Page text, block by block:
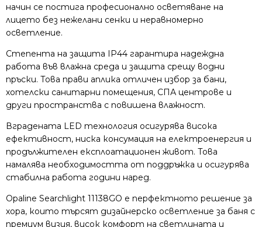
начин се постига професионално осветяване на
лицето без нежелани сенки и неравномерно
осветление.
Степента на защита IP44 гарантира надеждна
работа във влажна среда и защита срещу водни
пръски. Това прави аплика отличен избор за бани,
хотелски санитарни помещения, СПА центрове и
други пространства с повишена влажност.
Вградената LED технология осигурява висока
ефективност, ниска консумация на електроенергия и
продължителен експлоатационен живот. Това
намалява необходимостта от поддръжка и осигурява
стабилна работа години наред.
Opaline Searchlight 11138GO е перфектното решение за
хора, които търсят дизайнерско осветление за баня с
премиум визия, висок комфорт на светлината и